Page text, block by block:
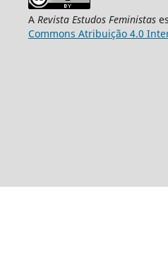
A Revista Estudos Feministas
Commons Atribuição 4.0